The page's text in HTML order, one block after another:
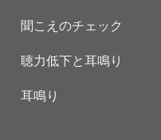
聞こえのチェック
聴力低下と耳鳴り
耳鳴り